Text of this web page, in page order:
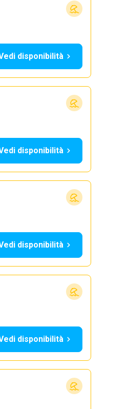
disponibilità
disponibilità
disponibilità
disponibilità